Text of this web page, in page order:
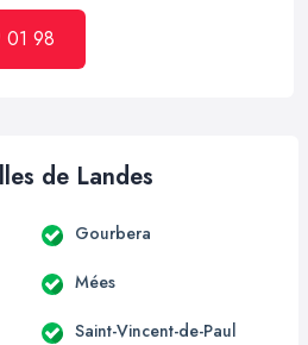
98
de Landes
Gourbera
Mées
Saint-Vincent-de-Paul